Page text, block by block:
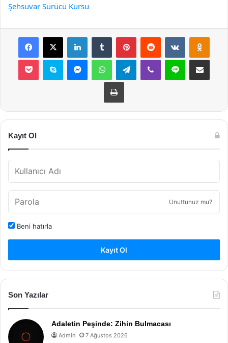
Şehsuvar Sürücü Kursu
Facebook
X LinkedInTumblr PinterestReddit VKontakte
Pocket Skype MessengerWhatsAppTelegramViber Line E-Posta ile
Yazdır
Kayıt Ol
Unuttunuz mu?
Beni hatırla
Kayıt Ol
Son Yazılar
Adaletin Peşinde: Zihin Bulmacası
Admin 7 Ağustos 2026